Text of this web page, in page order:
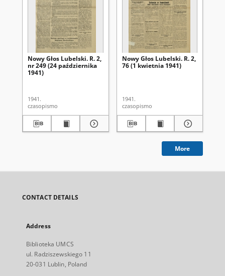
Nowy Głos Lubelski. R. 2,
nr 249 (24 października
1941)
1941.
czasopismo
Nowy Głos Lubelski. R. 2,
76 (1 kwietnia 1941)
1941.
czasopismo
More
CONTACT DETAILS
Address
Biblioteka UMCS
ul. Radziszewskiego 11
20-031 Lublin, Poland